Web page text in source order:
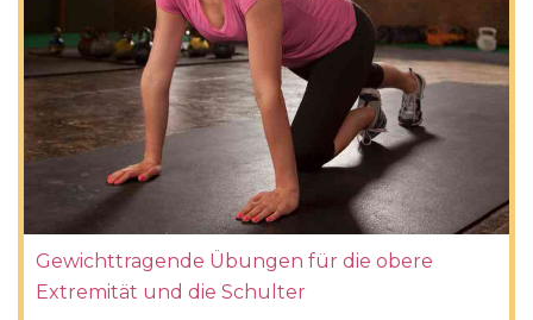
Gewichttragende Übungen für die obere
Extremität und die Schulter